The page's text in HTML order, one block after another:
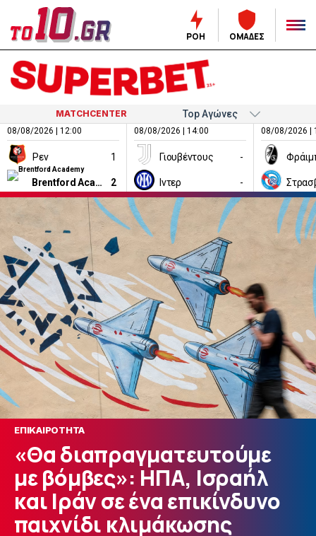
ΡΟΗ ΟΜΑΔΕΣ
MATCHCENTER
08/08/2026 | 12:00
Ρεν 1
Brentford Academy 2
08/08/2026 | 14:00
Γιουβέντους -
Ιντερ -
08/08/2026 |
ΕΠΙΚΑΙΡΟΤΗΤΑ
«Θα διαπραγματευτούμε
με βόμβες»: ΗΠΑ, Ισραήλ
και Ιράν σε ένα επικίνδυνο
παιχνίδι κλιμάκωσης